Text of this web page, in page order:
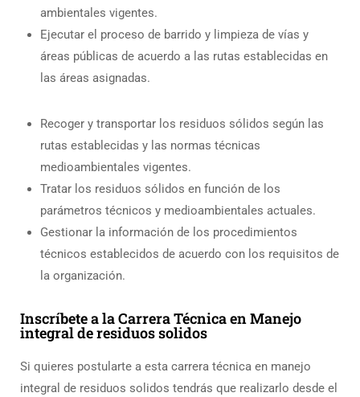
ambientales vigentes.
Ejecutar el proceso de barrido y limpieza de vías y
áreas públicas de acuerdo a las rutas establecidas en
las áreas asignadas.
Recoger y transportar los residuos sólidos según las
rutas establecidas y las normas técnicas
medioambientales vigentes.
Tratar los residuos sólidos en función de los
parámetros técnicos y medioambientales actuales.
Gestionar la información de los procedimientos
técnicos establecidos de acuerdo con los requisitos de
la organización.
Inscríbete a la Carrera Técnica en Manejo
integral de residuos solidos
Si quieres postularte a esta carrera técnica en manejo
integral de residuos solidos tendrás que realizarlo desde el